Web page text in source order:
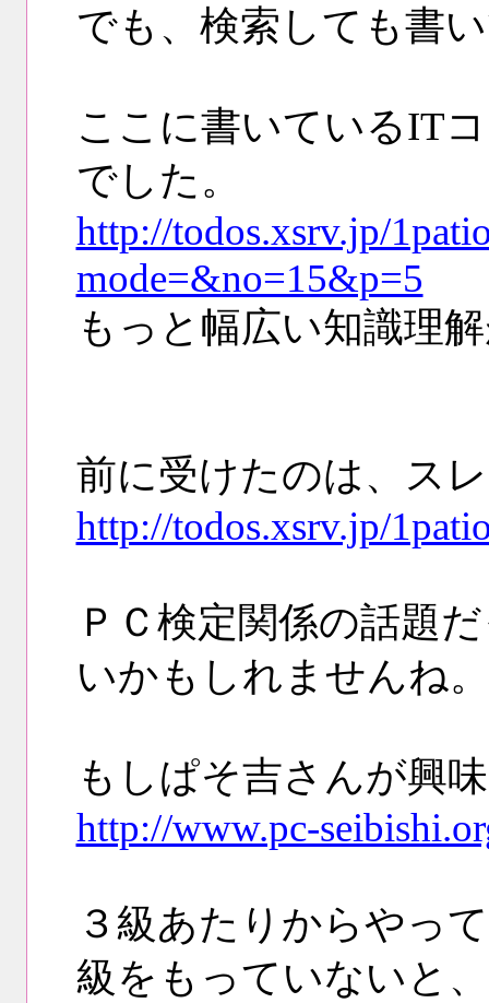
でも、検索しても書
ここに書いているIT
でした。
http://todos.xsrv.jp/
mode=&no=15&p=5
もっと幅広い知識理
前に受けたのは、ス
http://todos.xsrv.jp/
ＰＣ検定関係の話題
いかもしれませんね。
もしぱそ吉さんが興
http://www.pc-
３級あたりからやっ
級をもっていないと